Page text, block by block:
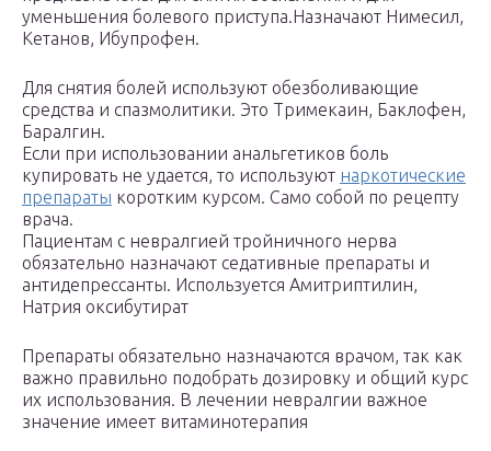
уменьшения болевого приступа.Назначают Нимесил,
Кетанов, Ибупрофен.
Для снятия болей используют обезболивающие
средства и спазмолитики. Это Тримекаин, Баклофен,
Баралгин.
Если при использовании анальгетиков боль
купировать не удается, то используют наркотические
препараты коротким курсом. Само собой по рецепту
врача.
Пациентам с невралгией тройничного нерва
обязательно назначают седативные препараты и
антидепрессанты. Используется Амитриптилин,
Натрия оксибутират
Препараты обязательно назначаются врачом, так как
важно правильно подобрать дозировку и общий курс
их использования. В лечении невралгии важное
значение имеет витаминотерапия